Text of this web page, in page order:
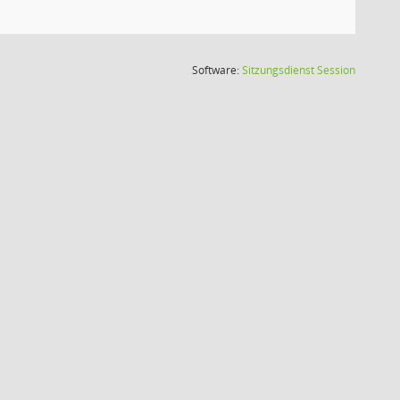
Software:SitzungsdienstSession(Wird in